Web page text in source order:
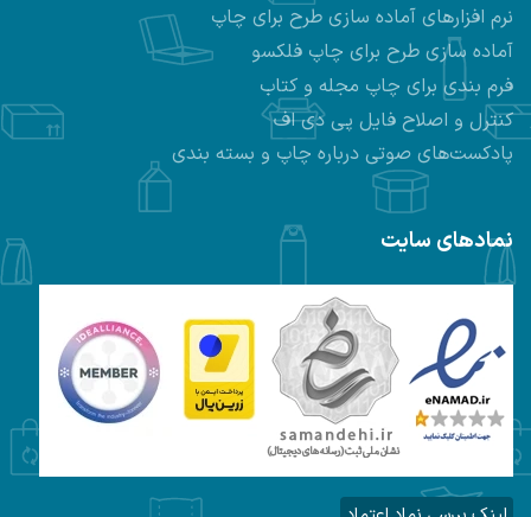
نرم افزارهای آماده سازی طرح برای چاپ
آماده سازی طرح برای چاپ فلکسو
فرم بندی برای چاپ مجله و کتاب
کنترل و اصلاح فایل پی دی اف
پادکست‌های صوتی درباره چاپ و بسته بندی
نمادهای سایت